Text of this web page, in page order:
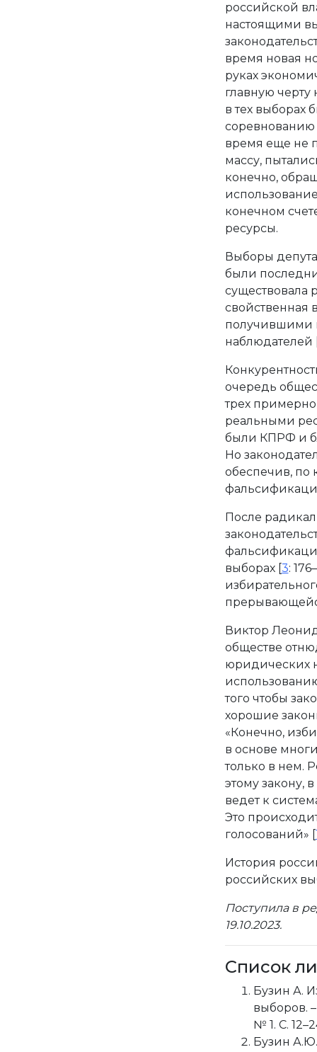
российской
настоящими
время новая
руках
главную черту
в тех выборах
соревнованию
время еще не
массу,
конечно,
конечном
ресурсы.
Выборы
были
существовала
свойственная
получившими
наблюдателей
очередь
трех
реальными
были КПРФ и
Но
обеспечив, по
После
выборах [3:
Виктор
обществе
юридических
того чтобы
хорошие
«Конечно,
в основе
только в нем.
этому закону,
ведет к
Это
голосований» [
История
российских
Поступила в
19.10.2023.
Список
Бузин А.
выборов.
№ 1. С.
Бузин